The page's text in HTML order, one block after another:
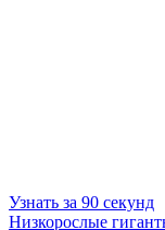
Узнать за 90 секунд
Низкорослые